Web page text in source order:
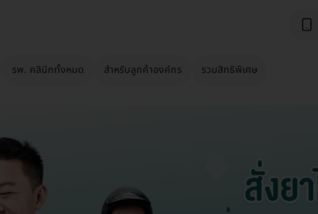
รพ. คลินิกทั้งหมด สำหรับลูกค้าองค์กร รวมสิทธิพิเศษ